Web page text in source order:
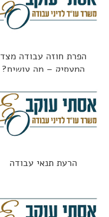
הפרת חוזה עבודה מצד
המעסיק – מה עושים?
הרעת תנאי עבודה